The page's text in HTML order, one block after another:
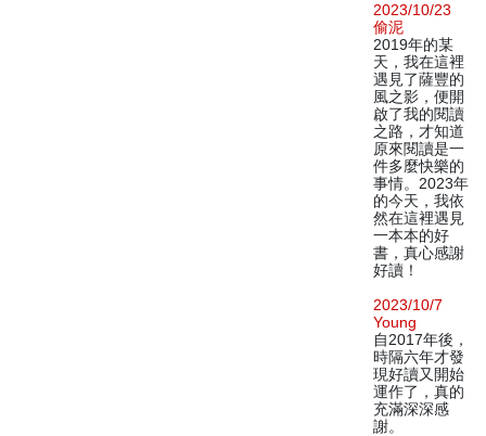
2023/10/23
偷泥
2019年的某
天，我在這裡
遇見了薩豐的
風之影，便開
啟了我的閱讀
之路，才知道
原來閱讀是一
件多麼快樂的
事情。2023年
的今天，我依
然在這裡遇見
一本本的好
書，真心感謝
好讀！
2023/10/7
Young
自2017年後，
時隔六年才發
現好讀又開始
運作了，真的
充滿深深感
謝。